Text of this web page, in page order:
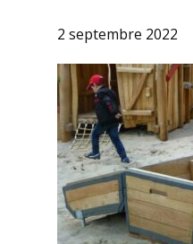
2 septembre 2022